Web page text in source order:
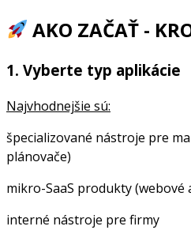
AKO ZAČAŤ -
1. Vyberte typ aplikácie
Najvhodnejšie sú:
špecializované nástroje pre
plánovače)
mikro-SaaS produkty (webové
interné nástroje pre firmy